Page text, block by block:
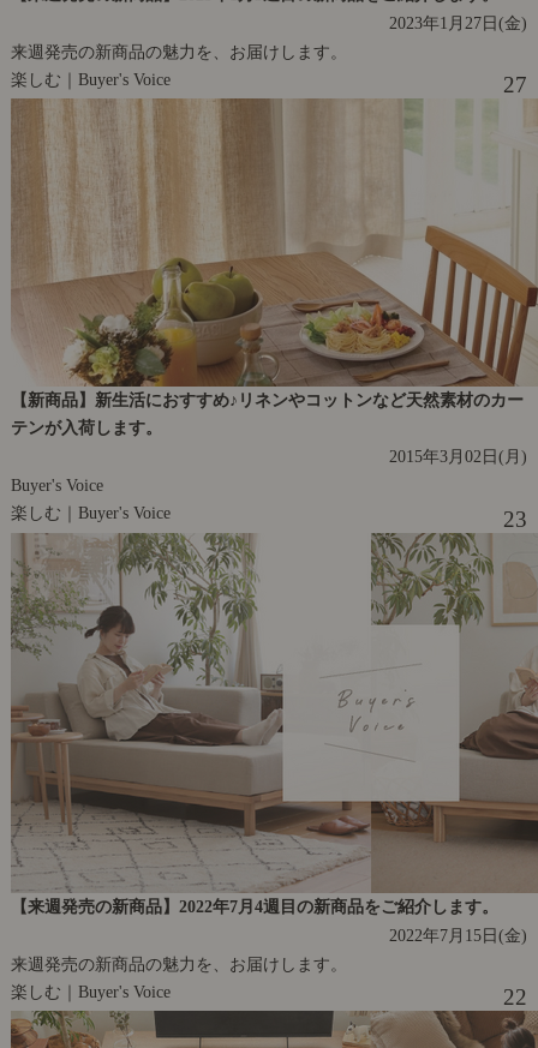
2023年1月27日(金)
来週発売の新商品の魅力を、お届けします。
楽しむ｜Buyer's Voice
27
【新商品】新生活におすすめ♪リネンやコットンなど天然素材のカー
テンが入荷します。
2015年3月02日(月)
Buyer's Voice
楽しむ｜Buyer's Voice
23
【来週発売の新商品】2022年7月4週目の新商品をご紹介します。
2022年7月15日(金)
来週発売の新商品の魅力を、お届けします。
楽しむ｜Buyer's Voice
22